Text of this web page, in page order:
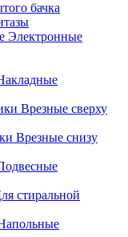
бачка
Электронные
Врезные сверху
Врезные снизу
стиральной